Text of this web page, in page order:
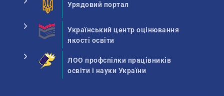
Урядовий портал
Український центр оцінювання
якості освіти
ЛОО профспілки працівників
освіти і науки України